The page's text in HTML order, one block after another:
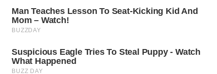
KUNINGAN
WN
WN